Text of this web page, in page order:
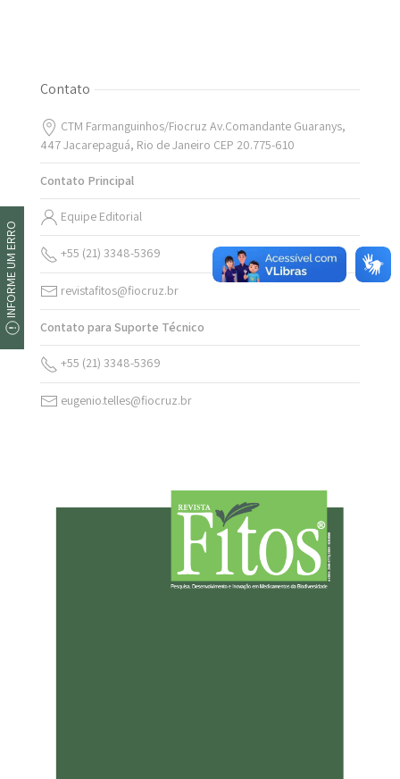
Contato
CTM Farmanguinhos/Fiocruz Av.Comandante Guaranys,
447 Jacarepaguá, Rio de Janeiro CEP 20.775-610
Contato Principal
Equipe Editorial
+55 (21) 3348-5369
revistafitos@fiocruz.br
Contato para Suporte Técnico
+55 (21) 3348-5369
eugenio.telles@fiocruz.br
INFORME UM ERRO